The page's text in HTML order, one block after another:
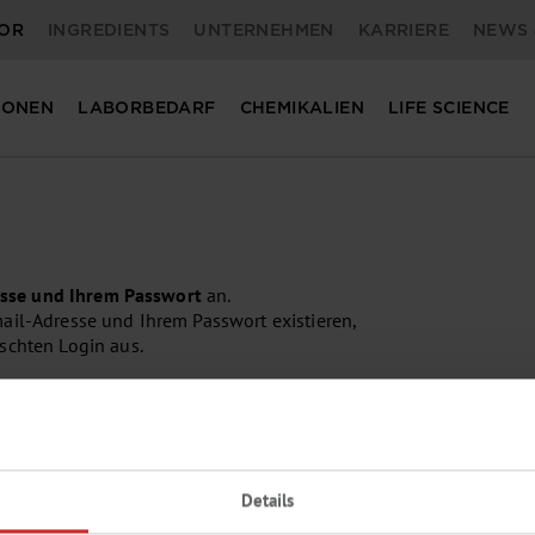
Details
INGREDIENTS UNTERNEHMEN KARRIERE NEWS
LABORBEDARF CHEMIKALIEN LIFE SCIENCE
und Ihrem Passwort an.
Adresse und Ihrem Passwort existieren,
Login aus.